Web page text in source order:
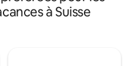
et salle de
3 à
calme du village
pour des
à Suisse